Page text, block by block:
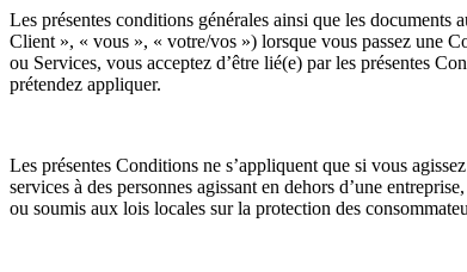
Les présentes conditions générales ainsi que les
Client », « vous », « votre/vos ») lorsque vous passez une
ou Services, vous acceptez d’être lié(e) par les présentes
prétendez appliquer.
Les présentes Conditions ne s’appliquent que si vous
services à des personnes agissant en dehors d’une
ou soumis aux lois locales sur la protection des